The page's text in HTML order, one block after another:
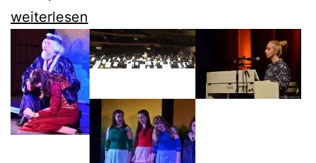
Daniel
Barenboim
und
Martha
Argerich
verschmelzen
weiterlesen